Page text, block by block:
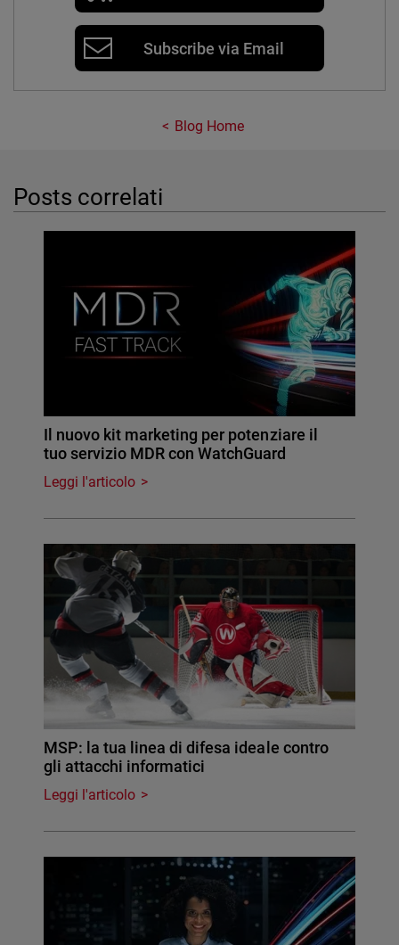
Subscribe via Email
Blog Home
Posts correlati
Il nuovo kit marketing per potenziare il
tuo servizio MDR con WatchGuard
Leggi l'articolo
MSP: la tua linea di difesa ideale contro
gli attacchi informatici
Leggi l'articolo